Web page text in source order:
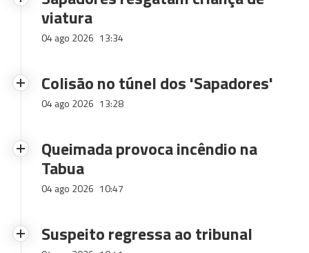
viatura
04 ago 2026 13:34
Colisão no túnel dos 'Sapadores'
04 ago 2026 13:28
Queimada provoca incêndio na
Tabua
04 ago 2026 10:47
Suspeito regressa ao tribunal